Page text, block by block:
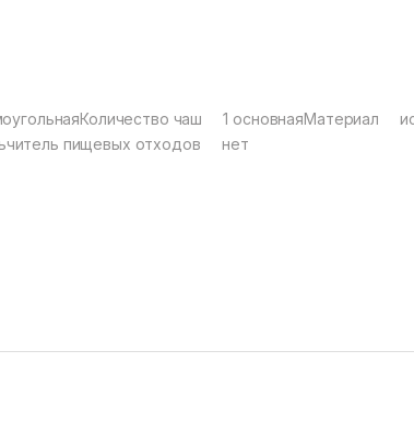
чаш 1 основнаяМатериал
пищевых отходов нет